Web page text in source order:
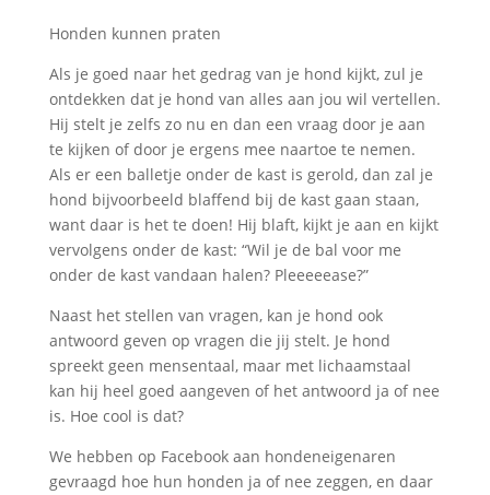
Honden kunnen praten
Als je goed naar het gedrag van je hond kijkt, zul je
ontdekken dat je hond van alles aan jou wil vertellen.
Hij stelt je zelfs zo nu en dan een vraag door je aan
te kijken of door je ergens mee naartoe te nemen.
Als er een balletje onder de kast is gerold, dan zal je
hond bijvoorbeeld blaffend bij de kast gaan staan,
want daar is het te doen! Hij blaft, kijkt je aan en kijkt
vervolgens onder de kast: “Wil je de bal voor me
onder de kast vandaan halen? Pleeeeease?”
Naast het stellen van vragen, kan je hond ook
antwoord geven op vragen die jij stelt. Je hond
spreekt geen mensentaal, maar met lichaamstaal
kan hij heel goed aangeven of het antwoord ja of nee
is. Hoe cool is dat?
We hebben op Facebook aan hondeneigenaren
gevraagd hoe hun honden ja of nee zeggen, en daar